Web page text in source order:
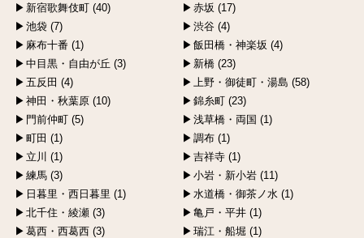
新宿歌舞伎町 (40)
赤坂 (17)
池袋 (7)
渋谷 (4)
麻布十番 (1)
飯田橋・神楽坂 (4)
中目黒・自由が丘 (3)
新橋 (23)
五反田 (4)
上野・御徒町・湯島 (58)
神田・秋葉原 (10)
錦糸町 (23)
門前仲町 (5)
浅草橋・両国 (1)
町田 (1)
調布 (1)
立川 (1)
吉祥寺 (1)
練馬 (3)
小岩・新小岩 (11)
日暮里・西日暮里 (1)
水道橋・御茶ノ水 (1)
北千住・綾瀬 (3)
亀戸・平井 (1)
葛西・西葛西 (3)
瑞江・船堀 (1)